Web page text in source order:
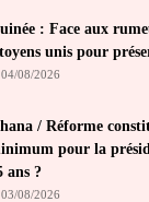
: Face aux
unis pour
04/08/2026
/ Réforme
pour la
ans ?
03/08/2026